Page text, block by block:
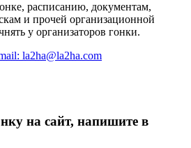
расписанию, документам,
и прочей организационной
у организаторов гонки.
la2ha@la2ha.com
на сайт, напишите в